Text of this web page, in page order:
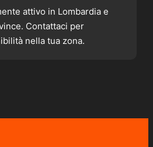
attivo in Lombardia e
Contattaci per
nella tua zona.